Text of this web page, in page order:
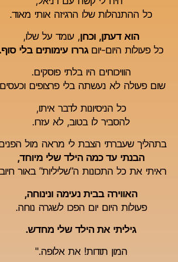
כל ההתנהלות שלו הרגיזה אותי מאוד.
הוא דעתן, וכחן, עומד על שלו,
כל פעולות היום-יוםגררו עימותים בלי סוף.
הוויכוחים היו בלתי פוסקים.
שום פעולה לא נעשתה בלי פרצופים וכעסים.
כל הניסיונות לדבר איתו,
להסביר לו בטוב, לא עזרו.
בתהליך שעברתי הצבת לי מראה מול הפנים,
הבנתי עד כמה הילד שלי מיוחד,
ראיתי את כל התכונות ה”שליליות” באור חיובי.
האווירה בבית נעימה ונינוחה,
פעולות היום יום הפכו לשגרה נוחה.
גיליתי את הילד שלי מחדש.
המון תודות! את אלופה."